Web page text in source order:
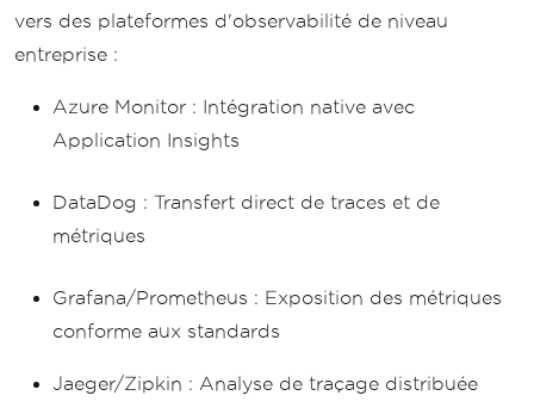
vers des plateformes d'observabilité de niveau
entreprise :
Azure Monitor : Intégration native avec
Application Insights
DataDog : Transfert direct de traces et de
métriques
Grafana/Prometheus : Exposition des métriques
conforme aux standards
Jaeger/Zipkin : Analyse de traçage distribuée